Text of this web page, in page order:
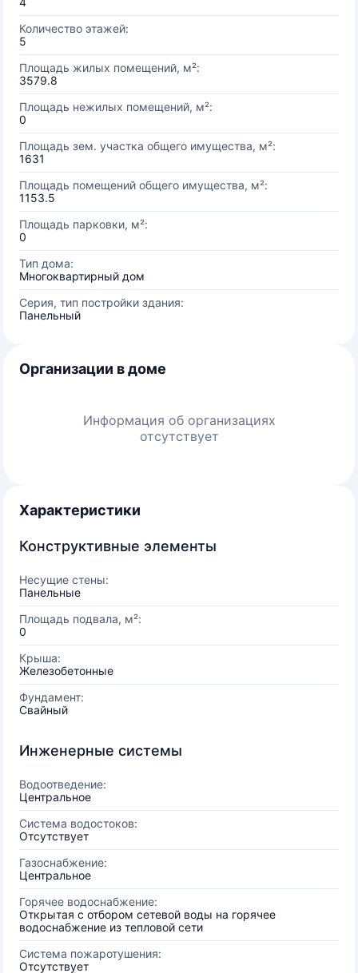
Количество этажей:
5
Площадь жилых помещений, м²:
3579.8
Площадь нежилых помещений, м²:
0
Площадь зем. участка общего имущества, м²:
1631
Площадь помещений общего имущества, м²:
1153.5
Площадь парковки, м²:
0
Тип дома:
Многоквартирный дом
Серия, тип постройки здания:
Панельный
Организации в доме
Информация об организациях
отсутствует
Характеристики
Конструктивные элементы
Несущие стены:
Панельные
Площадь подвала, м²:
0
Крыша:
Железобетонные
Фундамент:
Свайный
Инженерные системы
Водоотведение:
Центральное
Система водостоков:
Отсутствует
Газоснабжение:
Центральное
Горячее водоснабжение:
Открытая с отбором сетевой воды на горячее
водоснабжение из тепловой сети
Система пожаротушения:
Отсутствует